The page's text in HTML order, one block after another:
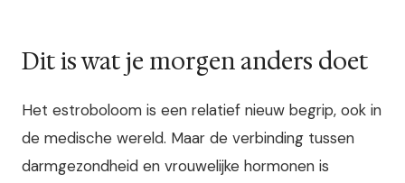
Dit is wat je morgen anders doet
Het estroboloom is een relatief nieuw begrip, ook in
de medische wereld. Maar de verbinding tussen
darmgezondheid en vrouwelijke hormonen is